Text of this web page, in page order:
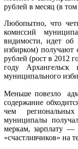
рублей в месяц (в
Любопытно, что
комиссий
видимости, идет об
избирком) получают
рублей (рост в 2012
году
муниципального
Меньше повезло
содержание
чем
муниципалы
меркам, зарплату —
«счастливчиков» на